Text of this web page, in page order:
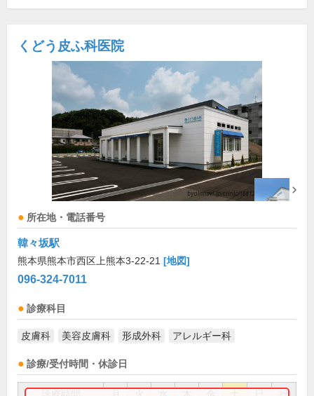
くどう皮ふ科医院
所在地・電話番号
韓々坂駅
熊本県熊本市西区上熊本3-22-21 [地図]
096-324-7011
診療科目
皮膚科 美容皮膚科 形成外科 アレルギー科
診療/受付時間・休診日